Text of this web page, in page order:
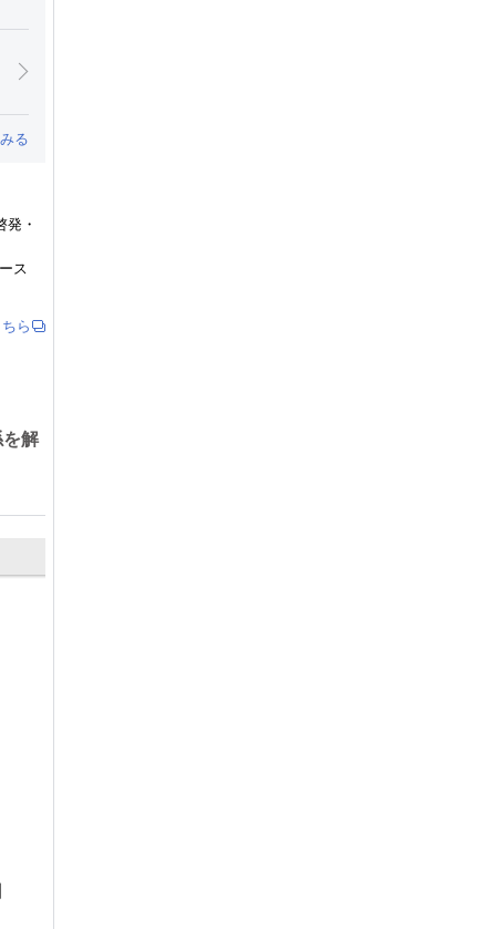
る
・
ス
ら
解